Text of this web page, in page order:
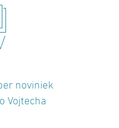
noviniek
Vojtecha